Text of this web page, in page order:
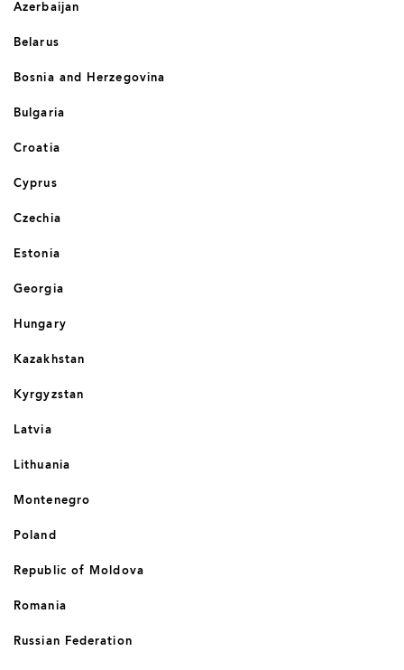
Azerbaijan
Belarus
Bosnia and Herzegovina
Bulgaria
Croatia
Cyprus
Czechia
Estonia
Georgia
Hungary
Kazakhstan
Kyrgyzstan
Latvia
Lithuania
Montenegro
Poland
Republic of Moldova
Romania
Russian Federation